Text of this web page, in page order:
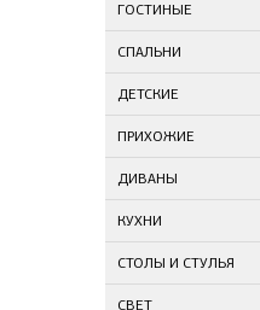
ГОСТИНЫЕ
СПАЛЬНИ
ДЕТСКИЕ
ПРИХОЖИЕ
ДИВАНЫ
КУХНИ
СТОЛЫ И СТУЛЬЯ
СВЕТ